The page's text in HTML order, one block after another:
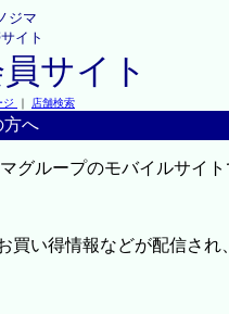
ジマ
イト
サイト
ジ ｜ 店舗検索
方へ
グループのモバイルサイト
い得情報などが配信され